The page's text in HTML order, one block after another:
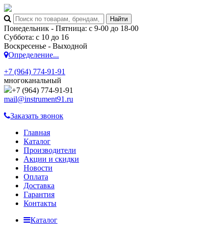
Понедельник - Пятница: с 9-00 до 18-00
Суббота: с 10 до 16
Воскресенье - Выходной
Определение...
+7 (964) 774-91-91
многоканальный
+7 (964) 774-91-91
mail@instrument91.ru
Заказать звонок
Главная
Каталог
Производители
Акции и скидки
Новости
Оплата
Доставка
Гарантия
Контакты
Каталог